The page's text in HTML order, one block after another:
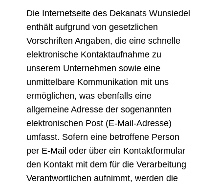
Die Internetseite des Dekanats Wunsiedel
enthält aufgrund von gesetzlichen
Vorschriften Angaben, die eine schnelle
elektronische Kontaktaufnahme zu
unserem Unternehmen sowie eine
unmittelbare Kommunikation mit uns
ermöglichen, was ebenfalls eine
allgemeine Adresse der sogenannten
elektronischen Post (E-Mail-Adresse)
umfasst. Sofern eine betroffene Person
per E-Mail oder über ein Kontaktformular
den Kontakt mit dem für die Verarbeitung
Verantwortlichen aufnimmt, werden die